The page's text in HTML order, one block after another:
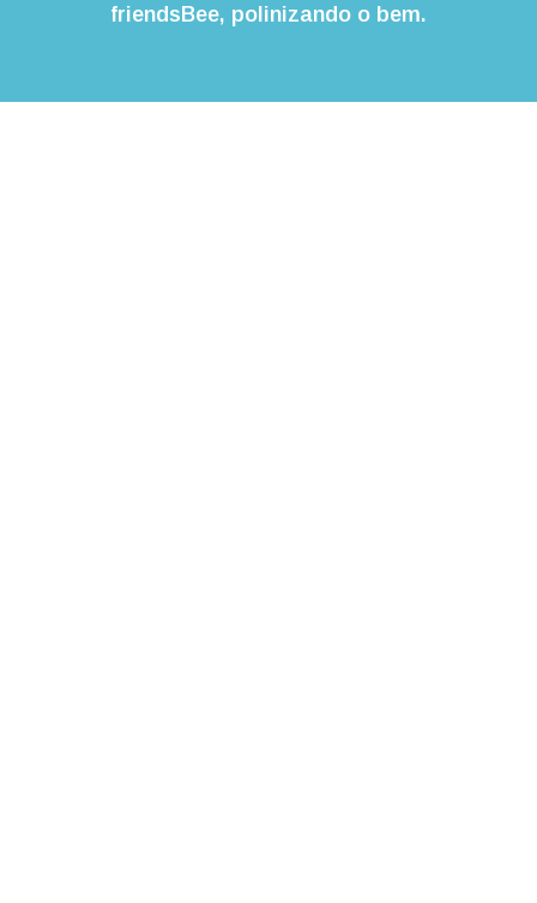
friendsBee, polinizando o bem.